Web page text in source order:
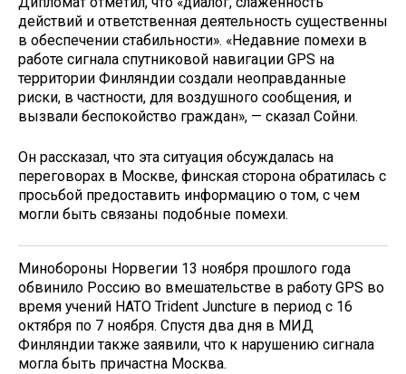
действий и ответственная деятельность существенны
в обеспечении стабильности». «Недавние помехи в
работе сигнала спутниковой навигации GPS на
территории Финляндии создали неоправданные
риски, в частности, для воздушного сообщения, и
вызвали беспокойство граждан», — сказал Сойни.
Он рассказал, что эта ситуация обсуждалась на
переговорах в Москве, финская сторона обратилась с
просьбой предоставить информацию о том, с чем
могли быть связаны подобные помехи.
Минобороны Норвегии 13 ноября прошлого года
обвинило Россию во вмешательстве в работу GPS во
время учений НАТО Trident Juncture в период с 16
октября по 7 ноября. Спустя два дня в МИД
Финляндии также заявили, что к нарушению сигнала
могла быть причастна Москва.